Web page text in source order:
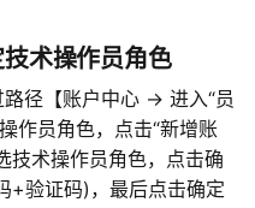
术操作员角色
径【账户中心 -> 进入“员
作员角色，点击“新增账
技术操作员角色，点击确
+验证码)，最后点击确定